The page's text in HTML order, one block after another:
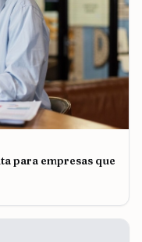
para empresas que